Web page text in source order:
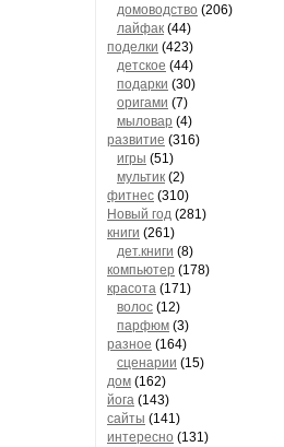
домоводство (206)
лайфак (44)
поделки (423)
детское (44)
подарки (30)
оригами (7)
мыловар (4)
развитие (316)
игры (51)
мультик (2)
фитнес (310)
Новый год (281)
книги (261)
дет.книги (8)
компьютер (178)
красота (171)
волос (12)
парфюм (3)
разное (164)
сценарии (15)
дом (162)
йога (143)
сайты (141)
интересно (131)